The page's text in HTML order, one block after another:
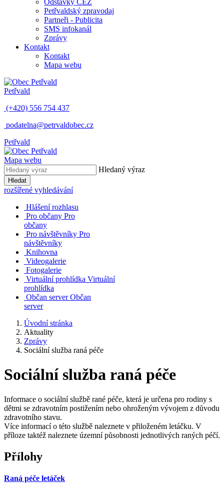
Odstávky ČEZ
Petřvaldský zpravodaj
Partneři - Publicita
SMS infokanál
Zprávy
Kontakt
Kontakt
Mapa webu
Petřvald
(+420) 556 754 437
podatelna@petrvaldobec.cz
Petřvald
Mapa webu
Hledaný výraz
Hledat
rozšířené vyhledávání
Hlášení rozhlasu
Pro občany Pro
občany
Pro návštěvníky Pro
návštěvníky
Knihovna
Videogalerie
Fotogalerie
Virtuální prohlídka Virtuální
prohlídka
Občan server Občan
server
Úvodní stránka
Aktuality
Zprávy
Sociální služba raná péče
Sociální služba raná péče
Informace o sociální službě rané péče, která je určena pro rodiny s
dětmi se zdravotním postižením nebo ohroženým vývojem z důvodu
zdravotního stavu.
Více informací o této službě naleznete v přiloženém letáčku. V
příloze taktéž naleznete územní působnosti jednotlivých raných péčí.
Přílohy
Raná péče letáček